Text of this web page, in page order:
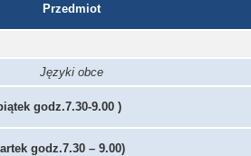
Przedmiot
Języki obce
godz.7.30-9.00 )
godz.7.30 – 9.00)